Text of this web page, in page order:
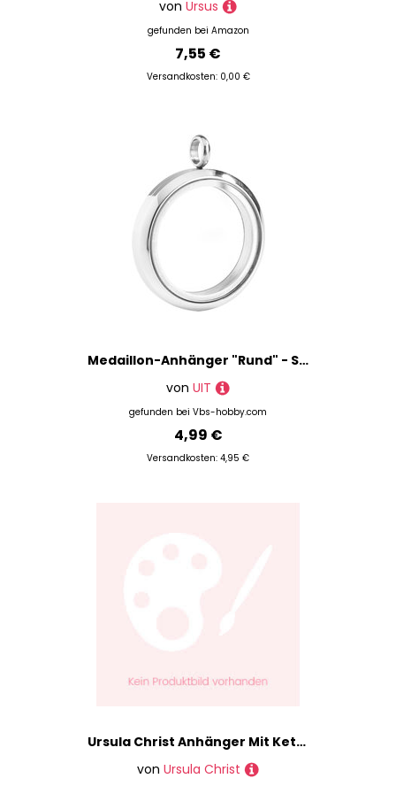
von Ursus
gefunden bei Amazon
7,55 €
Versandkosten: 0,00 €
Medaillon-Anhänger "Rund" - Silberfarben
von UIT
gefunden bei Vbs-hobby.com
4,99 €
Versandkosten: 4,95 €
Ursula Christ Anhänger Mit Kette Medaillon Miri Silber 925
von Ursula Christ